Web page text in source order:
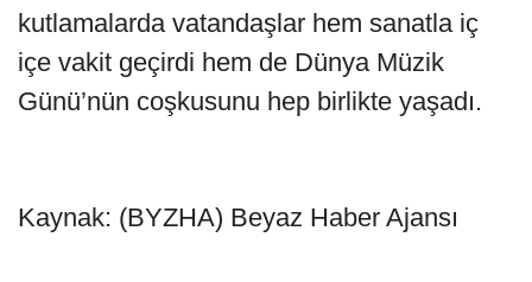
kutlamalarda vatandaşlar hem sanatla iç
içe vakit geçirdi hem de Dünya Müzik
Günü’nün coşkusunu hep birlikte yaşadı.
Kaynak: (BYZHA) Beyaz Haber Ajansı